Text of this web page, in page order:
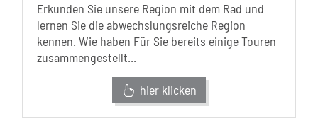
Erkunden Sie unsere Region mit dem Rad und
lernen Sie die abwechslungsreiche Region
kennen. Wie haben Für Sie bereits einige Touren
zusammengestellt...
hier klicken